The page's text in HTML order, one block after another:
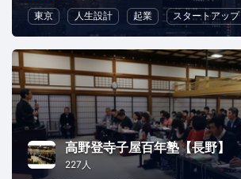
東京
人生設計 起業 スタートアップ
高野登寺子屋百年塾【長野】
227人